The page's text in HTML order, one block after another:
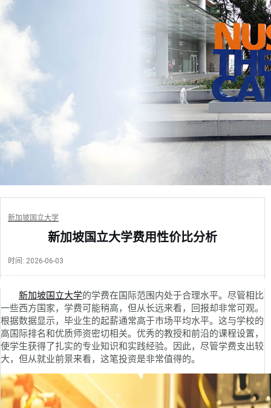
新加坡国立大学
新加坡国立大学费用性价比分析
时间: 2026-06-03
新加坡国立大学的学费在国际范围内处于合理水平。尽管相比
一些西方国家，学费可能稍高，但从长远来看，回报却非常可观。
根据数据显示，毕业生的起薪通常高于市场平均水平。这与学校的
高国际排名和优质师资密切相关。优秀的教授和前沿的课程设置，
使学生获得了扎实的专业知识和实践经验。因此，尽管学费支出较
大，但从就业前景来看，这笔投资是非常值得的。